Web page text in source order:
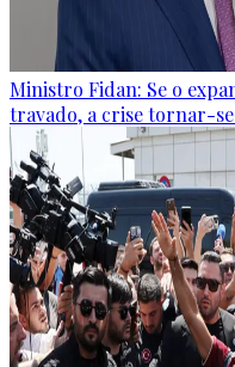
Ministro Fidan: Se o
travado, a crise tornar-